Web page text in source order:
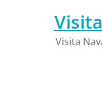
Visita